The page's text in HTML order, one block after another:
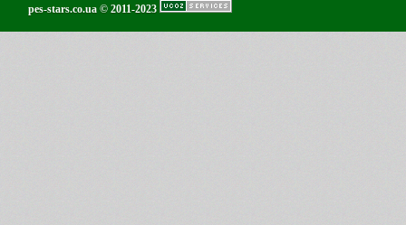
pes-stars.co.ua © 2011-2023